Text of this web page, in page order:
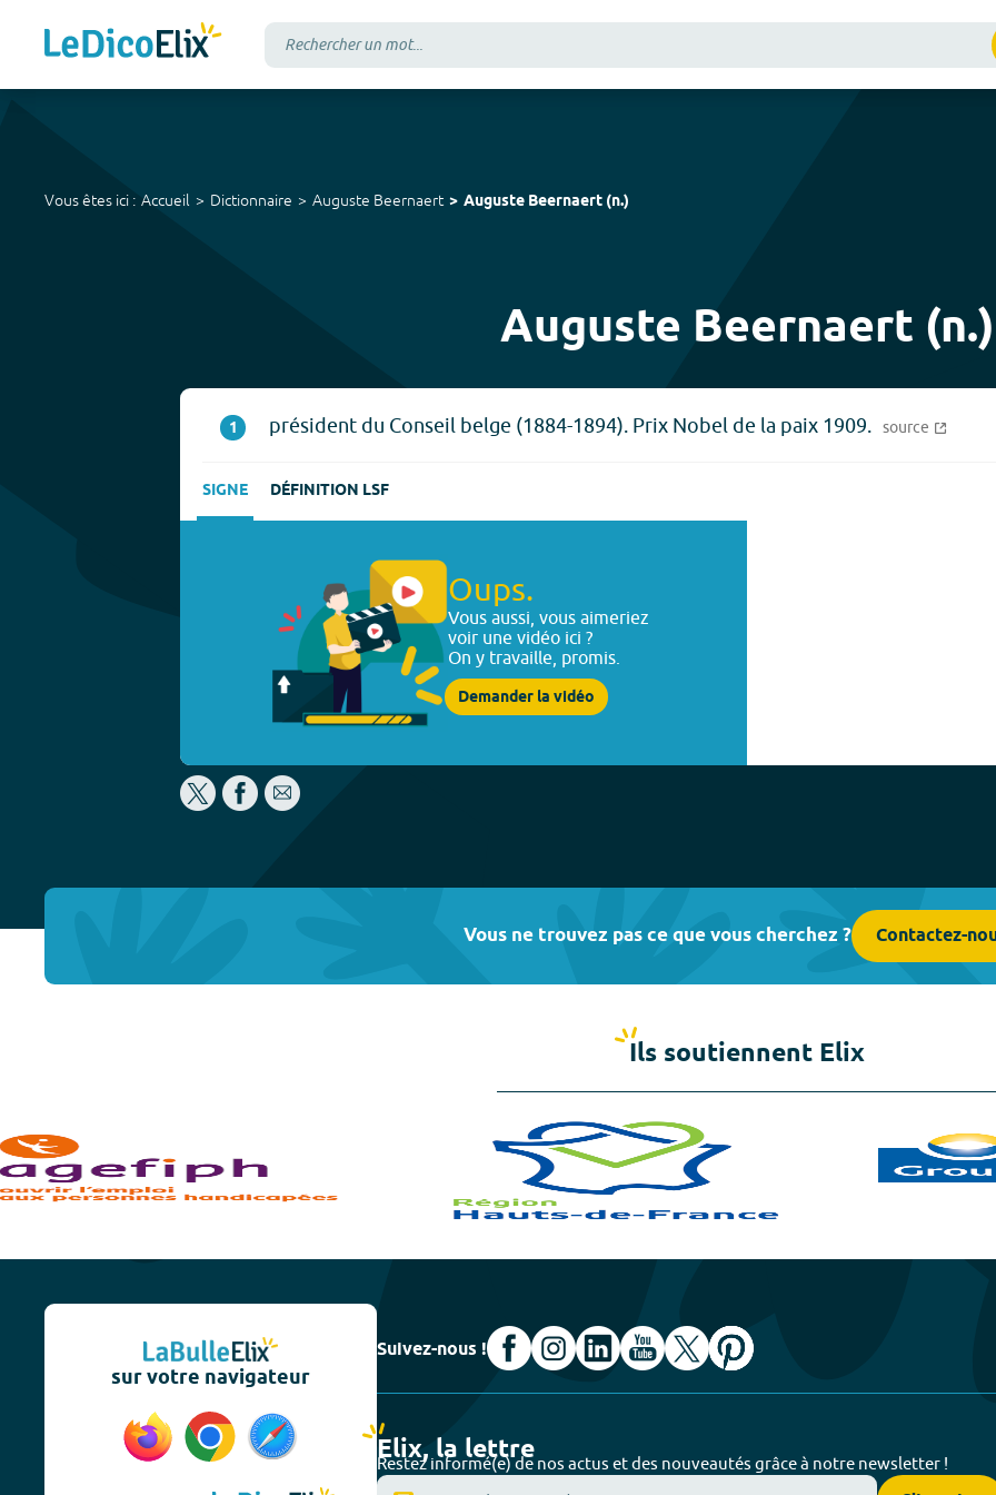
Vous êtes ici : Accueil Dictionnaire Auguste Beernaert Auguste Beernaert (n.)
Auguste Beernaert (n.)
1 président du Conseil belge (1884-1894). Prix Nobel de la paix 1909. source
SIGNE DÉFINITION LSF
Oups.
Vous aussi, vous aimeriez
voir une vidéo ici ?
On y travaille, promis.
Demander la vidéo
Vous ne trouvez pas ce que vous cherchez ? Contactez-
Ils soutiennent Elix
sur votre navigateur
Suivez-nous !
Elix, la lettre
Restez informé(e) de nos actus et des nouveautés grâce à notre newsletter !